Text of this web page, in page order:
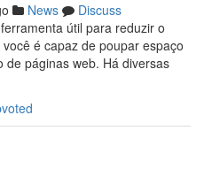
News
Discuss
útil para reduzir o
é capaz de poupar espaço
páginas web. Há diversas